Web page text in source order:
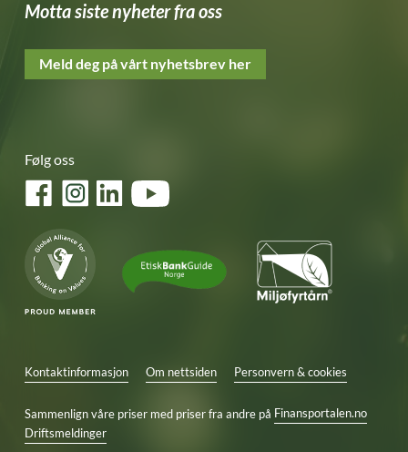
Motta siste nyheter fra oss
Meld deg på vårt nyhetsbrev her
Følg oss
FacebookInstagramLinkedInYouTube
Kontaktinformasjon Om nettsiden Personvern & cookies
Sammenlign våre priser med priser fra andre på Finansportalen.no
Driftsmeldinger